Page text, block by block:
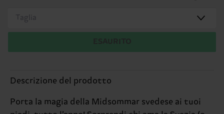
Taglia
Descrizione del prodotto
Porta la magia della Midsommar svedese ai tuoi